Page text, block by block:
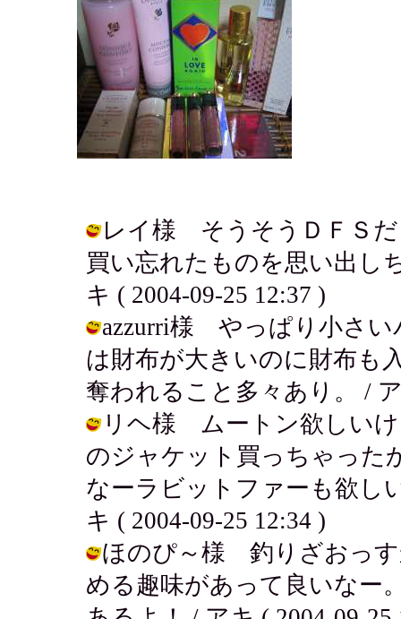
レイ様 そうそうＤＦＳだ
買い忘れたものを思い出し
キ ( 2004-09-25 12:37 )
azzurri様 やっぱり小さい
は財布が大きいのに財布も
奪われること多々あり。 /
リヘ様 ムートン欲しいけ
のジャケット買っちゃった
なーラビットファーも欲し
キ ( 2004-09-25 12:34 )
ほのぴ～様 釣りざおっす
める趣味があって良いなー